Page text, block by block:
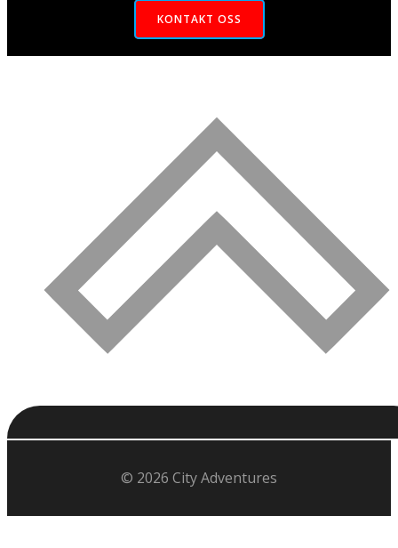
KONTAKT OSS
© 2026 City Adventures